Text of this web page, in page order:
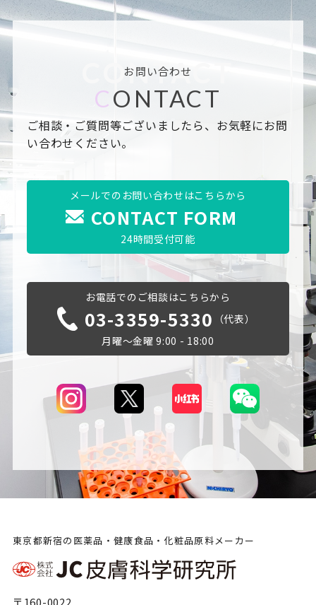
お問い合わせ
CONTACT
CONTACT
ご相談・ご質問等ございましたら、お気軽にお問
い合わせください。
メールでのお問い合わせはこちらから
CONTACT FORM
24時間受付可能
お電話でのご相談はこちらから
03-3359-5330
（代表）
月曜～金曜 9:00 - 18:00
東京都新宿の医薬品・健康食品・化粧品原料メーカー
〒160-0022